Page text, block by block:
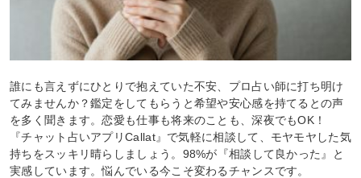
誰にも言えずにひとりで抱えていた不安、プロ占い師に打ち明け
てみませんか？鑑定をしてもらうと希望や安心感を持てるとの声
を多く聞きます。恋愛も仕事も将来のことも、深夜でもOK！
『チャット占いアプリCallat』で気軽に相談して、モヤモヤした気
持ちをスッキリ晴らしましょう。98%が『相談して良かった』と
実感しています。悩んでいる今こそ変わるチャンスです。